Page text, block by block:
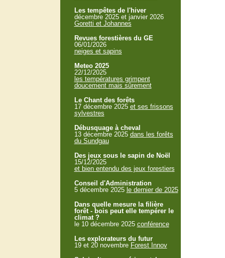
Les tempêtes de l'hiver
décembre 2025 et janvier 2026
Goretti et Johannes
Revues forestières du GE
06/01/2026
neiges et sapins
Meteo 2025
22/12/2025
les températures grimpent
doucement mais sûrement
Le Chant des forêts
17 décembre 2025 et ses frissons
sylvestres
Débusquage à cheval
13 décembre 2025 dans les forêts
du Sundgau
Des jeux sous le sapin de Noël
15/12/2025
et bien entendu des jeux forestiers
Conseil d'Administration
5 décembre 2025 le dernier de 2025
Dans quelle mesure la filière
forêt - bois peut elle tempérer le
climat ?
le 10 décembre 2025 conférence
Les explorateurs du futur
19 et 20 novembre Forest Innov